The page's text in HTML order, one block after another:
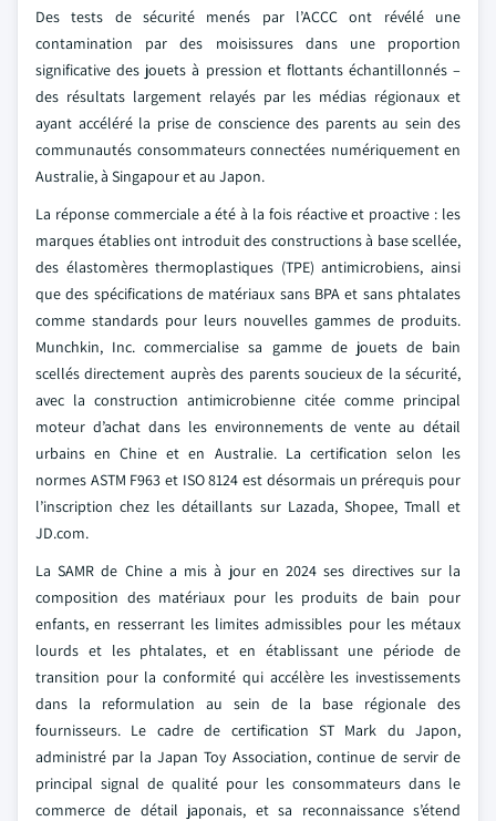
Des tests de sécurité menés par l’ACCC ont révélé une
contamination par des moisissures dans une proportion
significative des jouets à pression et flottants échantillonnés –
des résultats largement relayés par les médias régionaux et
ayant accéléré la prise de conscience des parents au sein des
communautés consommateurs connectées numériquement en
Australie, à Singapour et au Japon.
La réponse commerciale a été à la fois réactive et proactive : les
marques établies ont introduit des constructions à base scellée,
des élastomères thermoplastiques (TPE) antimicrobiens, ainsi
que des spécifications de matériaux sans BPA et sans phtalates
comme standards pour leurs nouvelles gammes de produits.
Munchkin, Inc. commercialise sa gamme de jouets de bain
scellés directement auprès des parents soucieux de la sécurité,
avec la construction antimicrobienne citée comme principal
moteur d’achat dans les environnements de vente au détail
urbains en Chine et en Australie. La certification selon les
normes ASTM F963 et ISO 8124 est désormais un prérequis pour
l’inscription chez les détaillants sur Lazada, Shopee, Tmall et
JD.com.
La SAMR de Chine a mis à jour en 2024 ses directives sur la
composition des matériaux pour les produits de bain pour
enfants, en resserrant les limites admissibles pour les métaux
lourds et les phtalates, et en établissant une période de
transition pour la conformité qui accélère les investissements
dans la reformulation au sein de la base régionale des
fournisseurs. Le cadre de certification ST Mark du Japon,
administré par la Japan Toy Association, continue de servir de
principal signal de qualité pour les consommateurs dans le
commerce de détail japonais, et sa reconnaissance s’étend